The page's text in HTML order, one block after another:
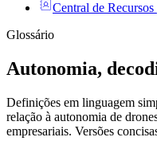
Central de Recursos
Glossário
Autonomia,
Definições em linguagem
relação à autonomia de
empresariais. Versões